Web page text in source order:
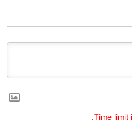
Time limit